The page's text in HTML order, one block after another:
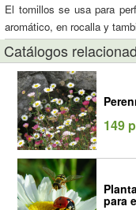
El tomillos se usa para
aromático, en rocalla y
Catálogos
149
para